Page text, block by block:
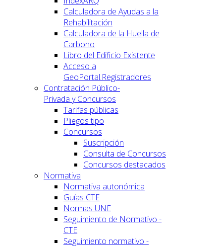
Calculadora de Ayudas a la
Rehabilitación
Calculadora de la Huella de
Carbono
Libro del Edificio Existente
Acceso a
GeoPortal.Registradores
Contratación Público-
Privada y Concursos
Tarifas públicas
Pliegos tipo
Concursos
Suscripción
Consulta de Concursos
Concursos destacados
Normativa
Normativa autonómica
Guías CTE
Normas UNE
Seguimiento de Normativo -
CTE
Seguimiento normativo -